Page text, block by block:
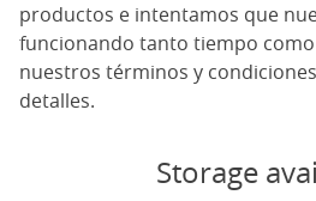
productos e intentamos que
funcionando tanto tiempo
nuestros términos y
detalles.
Storage